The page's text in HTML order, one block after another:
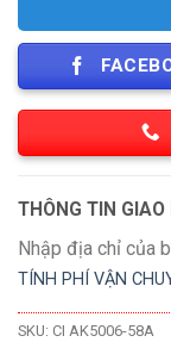
THÔNG TIN GIAO
Nhập địa chỉ của
TÍNH PHÍ VẬN
SKU: CI AK5006-58A